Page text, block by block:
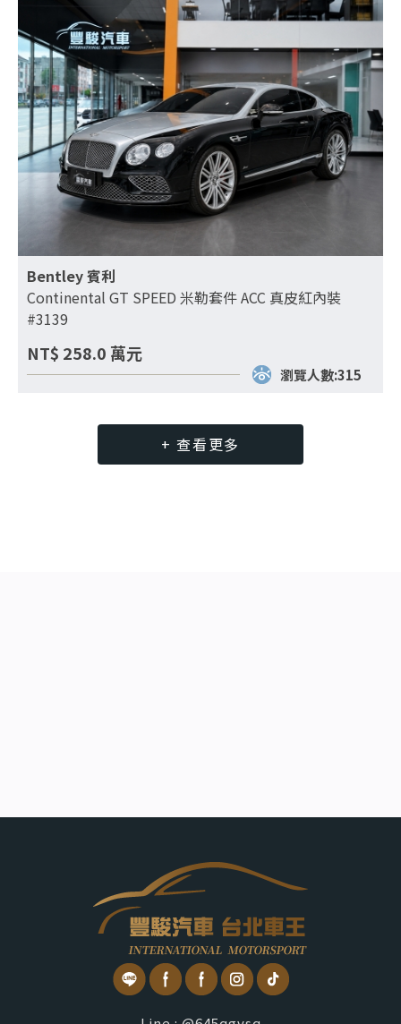
Bentley 賓利
Continental GT SPEED 米勒套件 ACC 真皮紅內裝
#3139
NT$ 258.0 萬元
瀏覽人數:315
+ 查看更多